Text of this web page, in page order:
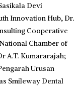
Devi
Innovation Hub, Dr.
Cooperative
Chamber of
A.T. Kumararajah;
Urusan
Smileway Dental